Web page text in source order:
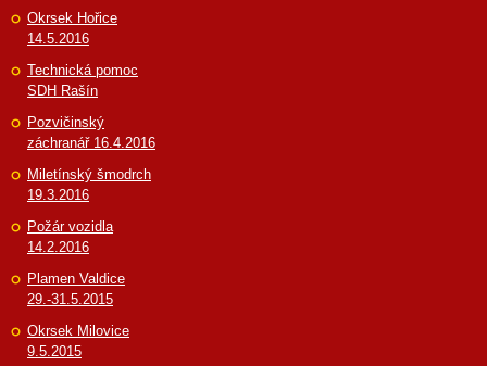
Okrsek Hořice
14.5.2016
Technická pomoc
SDH Rašín
Pozvičinský
záchranář 16.4.2016
Miletínský šmodrch
19.3.2016
Požár vozidla
14.2.2016
Plamen Valdice
29.-31.5.2015
Okrsek Milovice
9.5.2015